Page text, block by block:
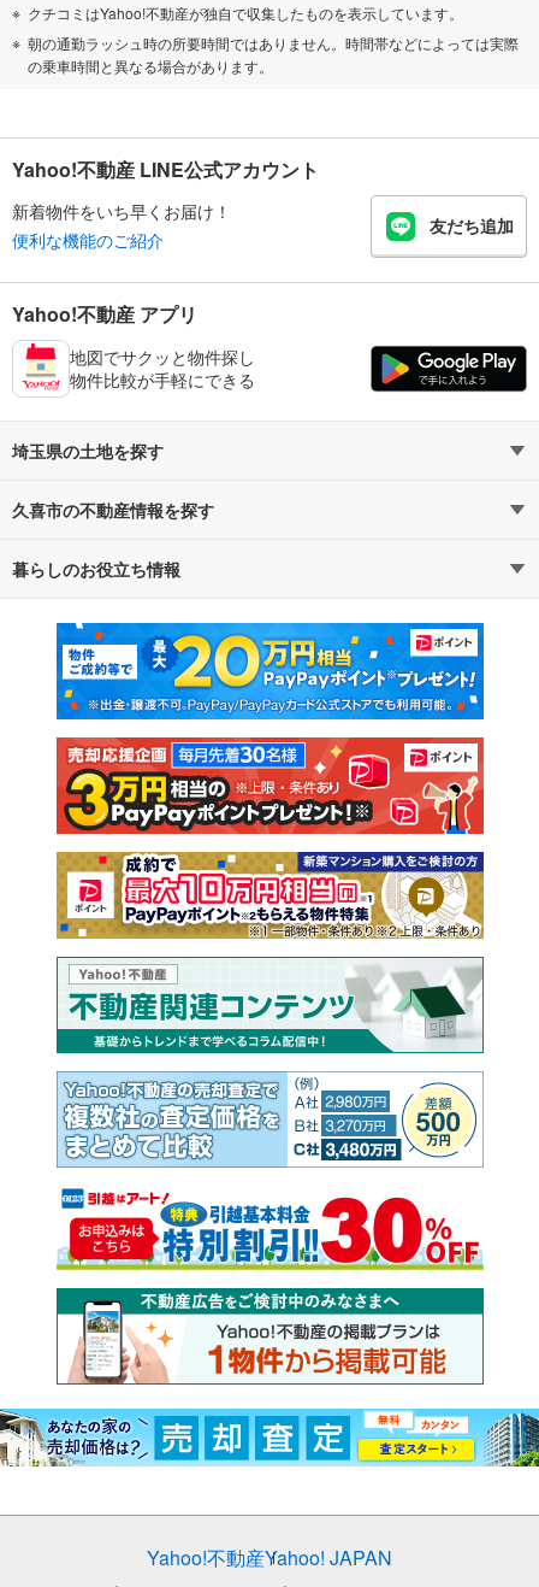
クチコミはYahoo!不動産が独自で収集したものを表示しています。
朝の通勤ラッシュ時の所要時間ではありません。時間帯などによっては実際
の乗車時間と異なる場合があります。
Yahoo!不動産 LINE公式アカウント
新着物件をいち早くお届け！
便利な機能のご紹介
友だち追加
Yahoo!不動産 アプリ
地図でサクッと物件探し
物件比較が手軽にできる
埼玉県の土地を探す
路線・駅から探す
通勤・通学時間から探す
久喜市の不動産情報を探す
不動産・住宅
新築マンション 中古マンション
新築一戸建て 中古一戸建て
注文住宅 土地
売却査定
暮らしのお役立ち情報
マンションカタログ 教えて！住まいの先生
Yahoo!不動産Yahoo! JAPAN